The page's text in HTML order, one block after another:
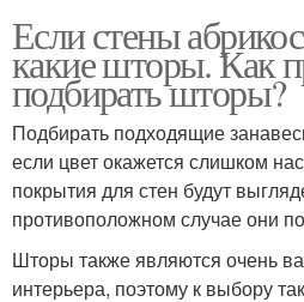
Если стены
какие шторы. Как
подбирать шторы?
Подбирать подходящие
если цвет окажется слишком
покрытия для стен будут
противоположном случае они
Шторы также являются очень
интерьера, поэтому к выбору